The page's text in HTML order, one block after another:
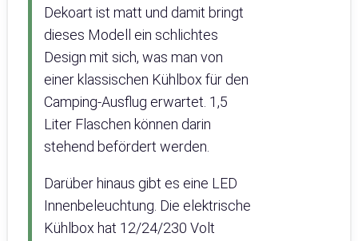
Dekoart ist matt und damit bringt
dieses Modell ein schlichtes
Design mit sich, was man von
einer klassischen Kühlbox für den
Camping-Ausflug erwartet. 1,5
Liter Flaschen können darin
stehend befördert werden.
Darüber hinaus gibt es eine LED
Innenbeleuchtung. Die elektrische
Kühlbox hat 12/24/230 Volt